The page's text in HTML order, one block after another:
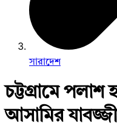
সারাদেশ
চট্টগ্রামে পলাশ
আসামির